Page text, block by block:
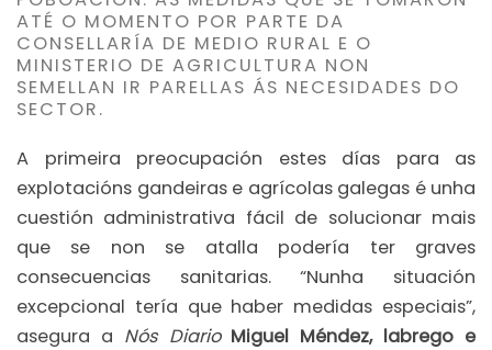
ATÉ O MOMENTO POR PARTE DA
CONSELLARÍA DE MEDIO RURAL E O
MINISTERIO DE AGRICULTURA NON
SEMELLAN IR PARELLAS ÁS NECESIDADES DO
SECTOR.
A primeira preocupación estes días para as
explotacións gandeiras e agrícolas galegas é unha
cuestión administrativa fácil de solucionar mais
que se non se atalla podería ter graves
consecuencias sanitarias. “Nunha situación
excepcional tería que haber medidas especiais”,
asegura a Nós Diario Miguel Méndez, labrego e